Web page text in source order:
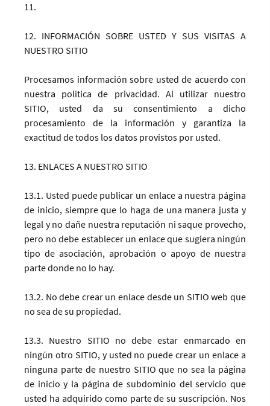
11.
12. INFORMACIÓN SOBRE USTED Y SUS VISITAS A
NUESTRO SITIO
Procesamos información sobre usted de acuerdo con
nuestra política de privacidad. Al utilizar nuestro
SITIO, usted da su consentimiento a dicho
procesamiento de la información y garantiza la
exactitud de todos los datos provistos por usted.
13. ENLACES A NUESTRO SITIO
13.1. Usted puede publicar un enlace a nuestra página
de inicio, siempre que lo haga de una manera justa y
legal y no dañe nuestra reputación ni saque provecho,
pero no debe establecer un enlace que sugiera ningún
tipo de asociación, aprobación o apoyo de nuestra
parte donde no lo hay.
13.2. No debe crear un enlace desde un SITIO web que
no sea de su propiedad.
13.3. Nuestro SITIO no debe estar enmarcado en
ningún otro SITIO, y usted no puede crear un enlace a
ninguna parte de nuestro SITIO que no sea la página
de inicio y la página de subdominio del servicio que
usted ha adquirido como parte de su suscripción. Nos